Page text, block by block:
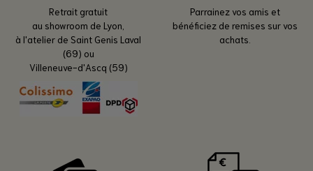
Retrait gratuit
au showroom de Lyon,
à l'atelier de Saint Genis Laval
(69) ou
Villeneuve-d'Ascq (59)
Parrainez vos amis et
bénéficiez de remises sur vos
achats.